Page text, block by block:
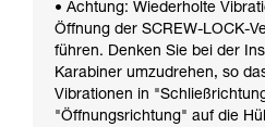
• Achtung: Wiederholte
Öffnung der SCREW-LOCK-
führen. Denken Sie bei der
Karabiner umzudrehen, so
Vibrationen in
"Öffnungsrichtung" auf die